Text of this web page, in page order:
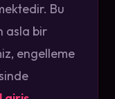
Bu
asla bir
engelleme